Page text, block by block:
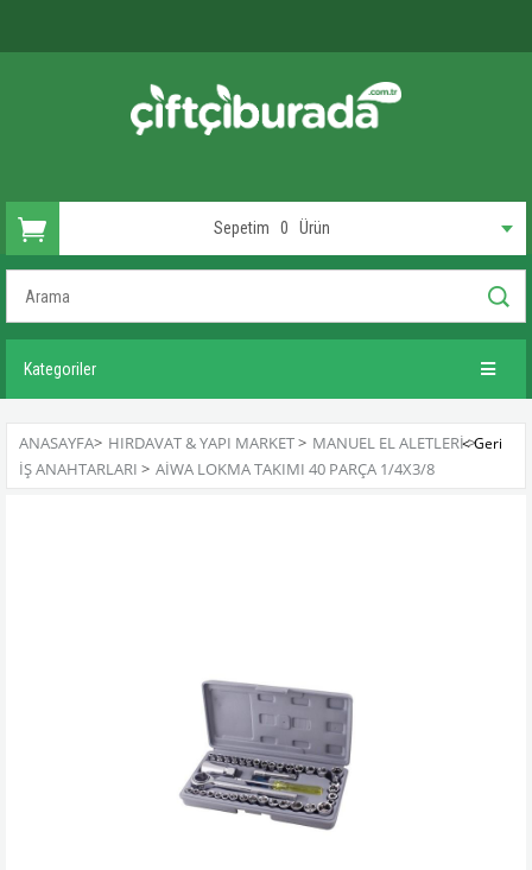
Sepetim 0 Ürün
Kategoriler
ANASAYFA> HIRDAVAT & YAPI MARKET> MANUEL EL ALETLERI>
İŞ ANAHTARLARI > AIWA LOKMA TAKIMI 40 PARÇA 1/4X3/8